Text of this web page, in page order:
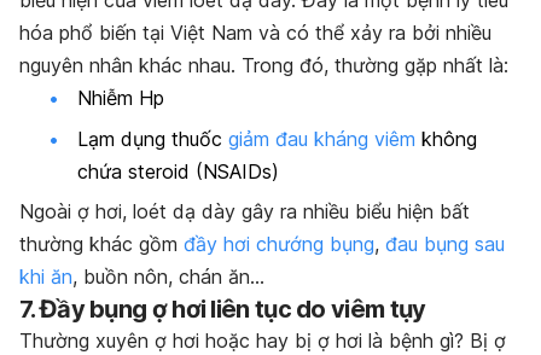
hóa phổ biến tại Việt Nam và có thể xảy ra bởi nhiều
nguyên nhân khác nhau. Trong đó, thường gặp nhất là:
Nhiễm Hp
Lạm dụng thuốc giảm đau kháng viêm không
chứa steroid (NSAIDs)
Ngoài ợ hơi, loét dạ dày gây ra nhiều biểu hiện bất
thường khác gồm đầy hơi chướng bụng, đau bụng sau
khi ăn, buồn nôn, chán ăn…
7. Đầy bụng ợ hơi liên tục do viêm tụy
Thường xuyên ợ hơi hoặc hay bị ợ hơi là bệnh gì? Bị ợ